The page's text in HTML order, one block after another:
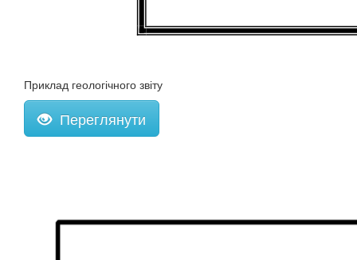
Приклад геологічного звіту
Переглянути